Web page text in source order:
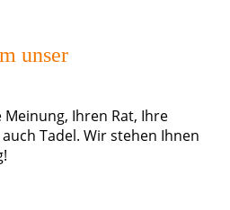
unser
Ihren Rat, Ihre
Tadel. Wir stehen Ihnen